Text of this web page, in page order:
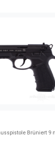
Brüniert 9